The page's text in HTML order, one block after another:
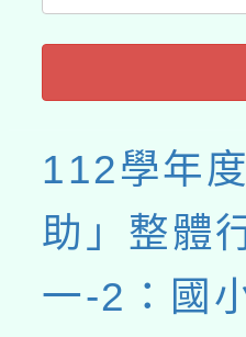
112學年
助」整體
一-2：國